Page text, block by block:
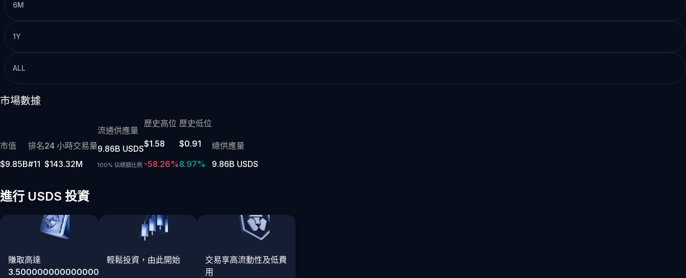
6M
1Y
ALL
市場數據
市值
$9.85B
排名
#11
24 小時交易量
$143.32M
流通供應量
9.86B USDS
100% 佔總額比例
歷史高位
$1.58
-58.26%
歷史低位
$0.91
8.97%
總供應量
9.86B USDS
進行 USDS 投資
賺取高達
3.5000000000000004%
輕鬆投資，由此開始
交易享高流動性及低費
用